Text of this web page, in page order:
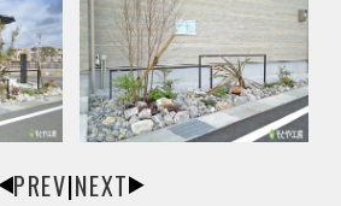
PREV|NEXT